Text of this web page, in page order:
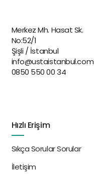
Merkez Mh. Hasat Sk.
No:52/1
Şişli / İstanbul
info@ustaistanbul.com
0850 550 00 34
Hızlı Erişim
Sıkça Sorular Sorular
İletişim